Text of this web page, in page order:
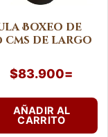
Boxeo de
cms de largo
$83.900=
AÑADIR AL
CARRITO